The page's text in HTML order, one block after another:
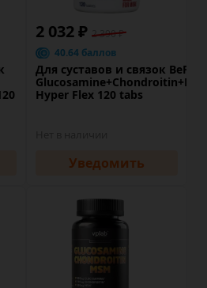
2 032 ₽ 2 390 ₽
40.64 баллов
Для суставов и связок BeFirst
Hyper Flex 120 tabs
Уведомить